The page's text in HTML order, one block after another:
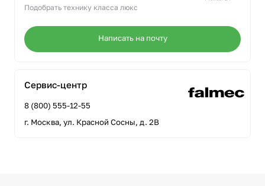
Подобрать технику класса люкс
Написать на почту
Сервис-центр
8 (800) 555-12-55
г. Москва, ул. Красной Сосны, д. 2В